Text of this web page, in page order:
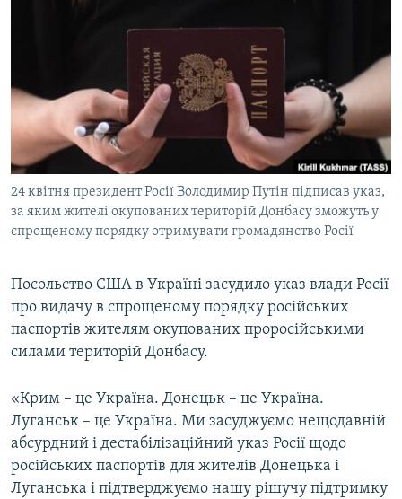
СПЕЦПРОЕКТИ
ВІДЕОУРОКИ «ELIFBE»
СВІДЧЕННЯ ОКУПАЦІЇ
УКРАЇНСЬКА ПРОБЛЕМА КРИМУ
ІНФОГРАФІКА
ЯК ОБІЙТИ БЛОКУВАННЯ
Русский
Qırımtatar
ДОЛУЧАЙСЯ!
24 квітня президент Росії Володимир Путін підписав указ,
за ​​яким жителі окупованих територій Донбасу зможуть у
спрощеному порядку отримувати громадянство Росії
Посольство США в Україні засудило указ влади Росії
про видачу в спрощеному порядку російських
паспортів жителям окупованих проросійськими
силами територій Донбасу.
«Крим – це Україна. Донецьк – це Україна.
Луганськ – це Україна. Ми засуджуємо нещодавній
абсурдний і дестабілізаційний указ Росії щодо
російських паспортів для жителів Донецька і
Луганська і підтверджуємо нашу рішучу підтримку